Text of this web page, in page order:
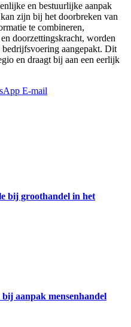
en bestuurlijke aanpak
zijn bij het doorbreken van
te combineren,
doorzettingskracht, worden
aangepakt. Dit
en draagt bij aan een eerlijk
E-mail
bij groothandel in het
aanpak mensenhandel